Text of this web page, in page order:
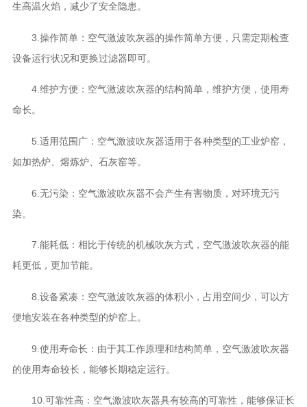
生高温火焰，减少了安全隐患。
3.操作简单：空气激波吹灰器的操作简单方便，只需定期检查
设备运行状况和更换过滤器即可。
4.维护方便：空气激波吹灰器的结构简单，维护方便，使用寿
命长。
5.适用范围广：空气激波吹灰器适用于各种类型的工业炉窑，
如加热炉、熔炼炉、石灰窑等。
6.无污染：空气激波吹灰器不会产生有害物质，对环境无污
染。
7.能耗低：相比于传统的机械吹灰方式，空气激波吹灰器的能
耗更低，更加节能。
8.设备紧凑：空气激波吹灰器的体积小，占用空间少，可以方
便地安装在各种类型的炉窑上。
9.使用寿命长：由于其工作原理和结构简单，空气激波吹灰器
的使用寿命较长，能够长期稳定运行。
10.可靠性高：空气激波吹灰器具有较高的可靠性，能够保证长